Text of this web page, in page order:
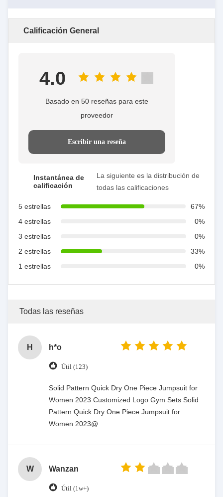
Calificación General
4.0
Basado en 50 reseñas para este
proveedor
Escribir una reseña
Instantánea de
calificación
La siguiente es la distribución de
todas las calificaciones
5 estrellas
67%
4 estrellas
0%
3 estrellas
0%
2 estrellas
33%
1 estrellas
0%
Todas las reseñas
H h*o
Útil (123)
Solid Pattern Quick Dry One Piece Jumpsuit for
Women 2023 Customized Logo Gym Sets Solid
Pattern Quick Dry One Piece Jumpsuit for
Women 2023@
W Wanzan
Útil (1w+)